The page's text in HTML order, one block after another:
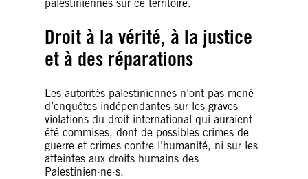
palestiniennes sur ce territoire.
Droit à la vérité, à la justice
et à des réparations
Les autorités palestiniennes n’ont pas mené
d’enquêtes indépendantes sur les graves
violations du droit international qui auraient
été commises, dont de possibles crimes de
guerre et crimes contre l’humanité, ni sur les
atteintes aux droits humains des
Palestinien·ne·s.